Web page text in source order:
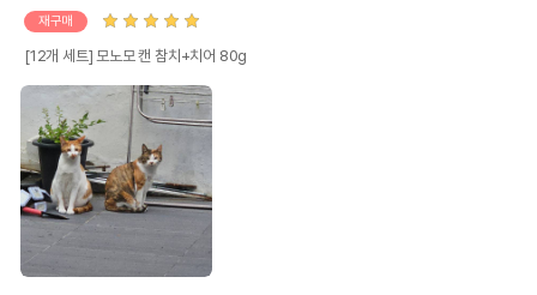
재구매
[12개 세트] 모노모 캔 참치+치어 80g